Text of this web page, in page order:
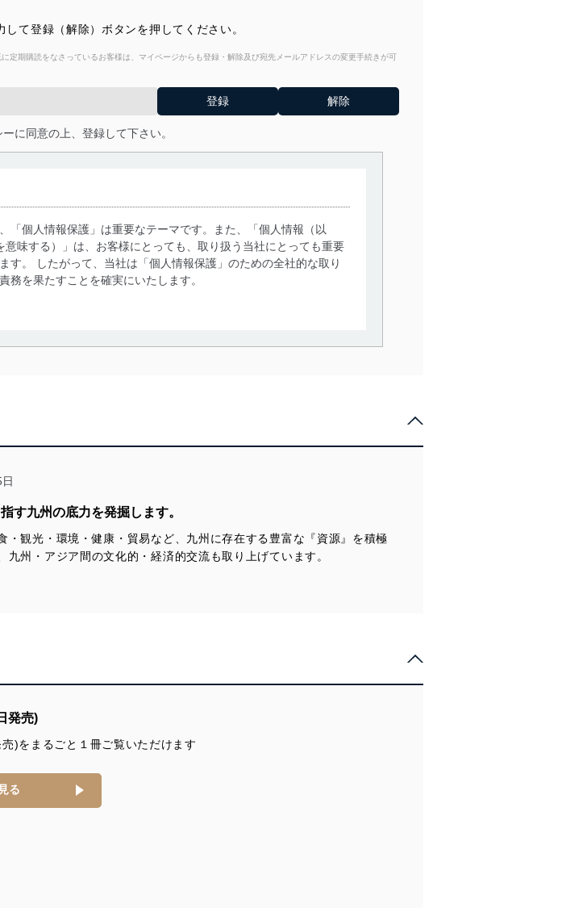
て登録（解除）ボタンを押してください。
期購読をなさっているお客様は、マイページからも登録・解除及び宛先メールアドレスの変更手続きが可
に同意の上、登録して下さい。
「個人情報保護」は重要なテーマです。また、「個人情報（以
味する）」は、お客様にとっても、取り扱う当社にとっても重要
す。 したがって、当社は「個人情報保護」のための全社的な取り
を果たすことを確実にいたします。
を明確にし、本人の同意を得たうえで利用目的の達成に必要な範
セキュリティ対策をはじめとする安全対策を実施し、個人情報の
カウント制御）により、個人情報データベース等を取り扱う情報
を最新の状態に保持しています。
ェア等を導入し、自動更新 機能等の活用により、これを最新状態
場合に、当該ファイルへのパスワードを設定しています。
人情報保護マネジメントシステムを継続的に改善し、常に最良
す九州の底力を発掘します。
・観光・環境・健康・貿易など、九州に存在する豊富な『資源』を積極
州・アジア間の文化的・経済的交流も取り上げています。
発売)
)をまるごと１冊ご覧いただけます
る